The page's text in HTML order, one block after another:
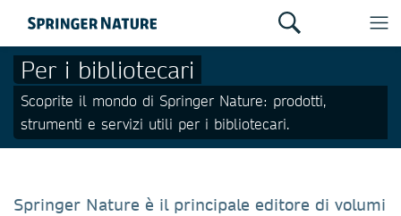
Per i bibliotecari
Scoprite il mondo di Springer Nature: prodotti,
strumenti e servizi utili per i bibliotecari.
Springer Nature è il principale editore di volumi